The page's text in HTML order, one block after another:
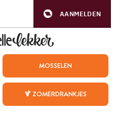
AANMELDEN
MOSSELEN
🍹 ZOMERDRANKJES